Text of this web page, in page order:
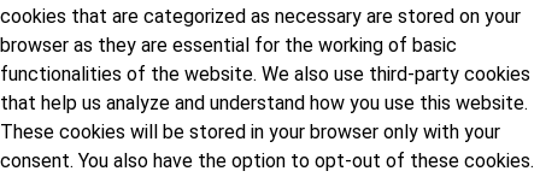
cookies that are categorized as necessary are stored on your
browser as they are essential for the working of basic
functionalities of the website. We also use third-party cookies
that help us analyze and understand how you use this website.
These cookies will be stored in your browser only with your
consent. You also have the option to opt-out of these cookies.